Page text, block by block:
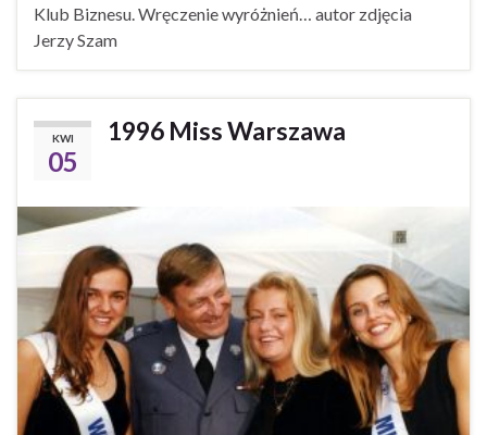
Klub Biznesu. Wręczenie wyróżnień… autor zdjęcia
Jerzy Szam
KWI
05
1996 Miss Warszawa